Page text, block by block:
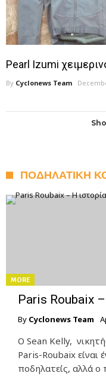
Pearl Izumi
By Cyclonews Team
ΠΟΔΗΛΑΤΙΚΗ
MORE
Paris Roubaix
By Cyclonews Team
Ο Sean Kelly,
Paris-Roubaix είναι
ποδηλατείς, αλλά ο